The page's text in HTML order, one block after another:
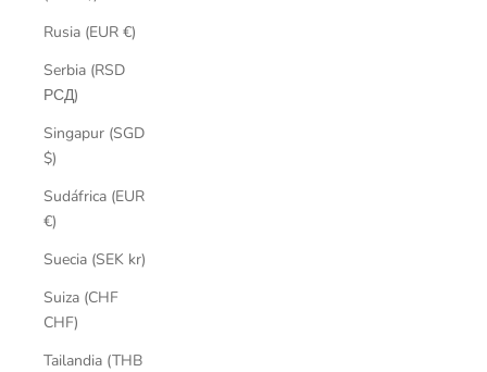
Rusia (EUR €)
Serbia (RSD
РСД)
Singapur (SGD
$)
Sudáfrica (EUR
€)
Suecia (SEK kr)
Suiza (CHF
CHF)
Tailandia (THB